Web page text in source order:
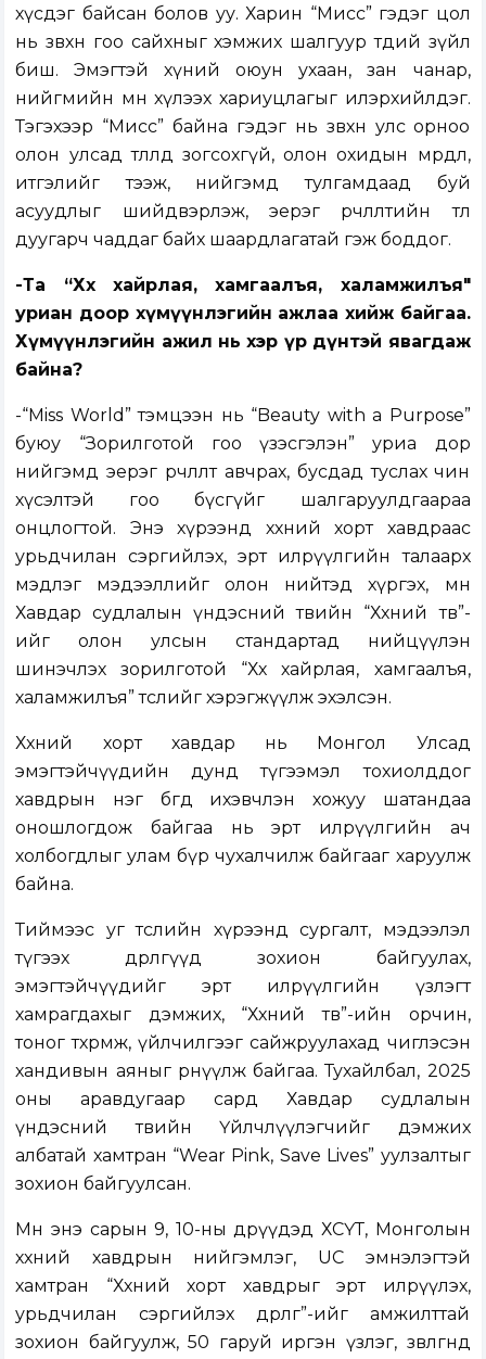
хүсдэг байсан болов уу. Харин “Мисс” гэдэг цол
нь зөвхөн гоо сайхныг хэмжих шалгуур төдий зүйл
биш. Эмэгтэй хүний оюун ухаан, зан чанар,
нийгмийн өмнө хүлээх хариуцлагыг илэрхийлдэг.
Тэгэхээр “Мисс” байна гэдэг нь зөвхөн улс орноо
олон улсад төлөөлөөд зогсохгүй, олон охидын мөрөөдөл,
итгэлийг тээж, нийгэмд тулгамдаад буй
асуудлыг шийдвэрлэж, эерэг өөрчлөлтийн төлөө
дуугарч чаддаг байх шаардлагатай гэж боддог.
-Та “Хөхөө хайрлая, хамгаалъя, халамжилъя"
уриан доор хүмүүнлэгийн ажлаа хийж байгаа.
Хүмүүнлэгийн ажил нь хэр үр дүнтэй явагдаж
байна?
-“Miss World” тэмцээн нь “Beauty with a Purpose”
буюу “Зорилготой гоо үзэсгэлэн” уриа дор
нийгэмд эерэг өөрчлөлт авчрах, бусдад туслах чин
хүсэлтэй гоо бүсгүйг шалгаруулдгаараа
онцлогтой. Энэ хүрээнд хөхний хорт хавдраас
урьдчилан сэргийлэх, эрт илрүүлгийн талаарх
мэдлэг мэдээллийг олон нийтэд хүргэх, мөн
Хавдар судлалын үндэсний төвийн “Хөхний төв”-
ийг олон улсын стандартад нийцүүлэн
шинэчлэх зорилготой “Хөхөө хайрлая, хамгаалъя,
халамжилъя” төслийг хэрэгжүүлж эхэлсэн.
Хөхний хорт хавдар нь Монгол Улсад
эмэгтэйчүүдийн дунд түгээмэл тохиолддог
хавдрын нэг бөгөөд ихэвчлэн хожуу шатандаа
оношлогдож байгаа нь эрт илрүүлгийн ач
холбогдлыг улам бүр чухалчилж байгааг харуулж
байна.
Тиймээс уг төслийн хүрээнд сургалт, мэдээлэл
түгээх өдөрлөгүүд зохион байгуулах,
эмэгтэйчүүдийг эрт илрүүлгийн үзлэгт
хамрагдахыг дэмжих, “Хөхний төв”-ийн орчин,
тоног төхөөрөмж, үйлчилгээг сайжруулахад чиглэсэн
хандивын аяныг өрнүүлж байгаа. Тухайлбал, 2025
оны аравдугаар сард Хавдар судлалын
үндэсний төвийн Үйлчлүүлэгчийг дэмжих
албатай хамтран “Wear Pink, Save Lives” уулзалтыг
зохион байгуулсан.
Мөн энэ сарын 9, 10-ны өдрүүдэд ХСҮТ, Монголын
хөхний хавдрын нийгэмлэг, UC эмнэлэгтэй
хамтран “Хөхний хорт хавдрыг эрт илрүүлэх,
урьдчилан сэргийлэх өдөрлөг”-ийг амжилттай
зохион байгуулж, 50 гаруй иргэн үзлэг, зөвлөгөөнд